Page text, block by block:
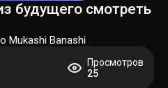
будущего смотреть
Mukashi Banashi
Просмотров
25